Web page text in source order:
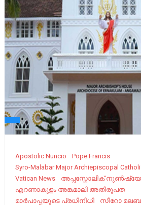
Apostolic Nuncio
Pope Francis
Syro-Malabar Major Archiepiscopal
Vatican News
അപ്പസ്തോലിക്
എറണാകുളം-അങ്കമാലി അതിരൂപത
മാർപാപ്പയുടെ പ്രധിനിധി
സീറോ